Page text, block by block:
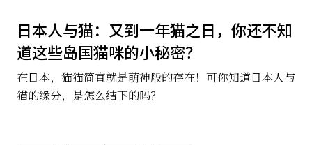
日本人与猫：又到一年猫之日，你还不知
道这些岛国猫咪的小秘密？
在日本，猫猫简直就是萌神般的存在！可你知道日本人与
猫的缘分，是怎么结下的吗？